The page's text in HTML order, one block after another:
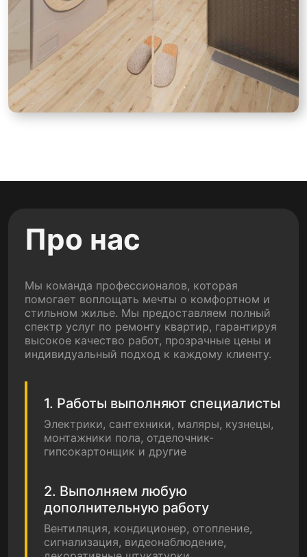
Про нас
Мы команда профессионалов, которая
помогает воплощать мечты о комфортном и
стильном жилье. Мы предоставляем полный
спектр услуг по ремонту квартир, гарантируя
высокое качество работ, прозрачные цены и
индивидуальный подход к каждому клиенту.
1. Работы выполняют специалисты
Электрики, сантехники, маляры, кузнецы,
монтажники пола, отделочник-
гипсокартонщик и другие
2. Выполняем любую
дополнительную работу
Вентиляция, кондиционер, отопление,
сигнализация, видеонаблюдение,